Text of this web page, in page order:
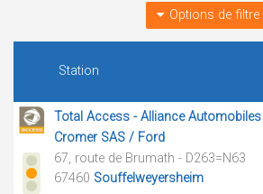
Options de filtre
Station
Total Access - Alliance Automobiles
Cromer SAS / Ford
67, route de Brumath - D263=N63
67460 Souffelweyersheim